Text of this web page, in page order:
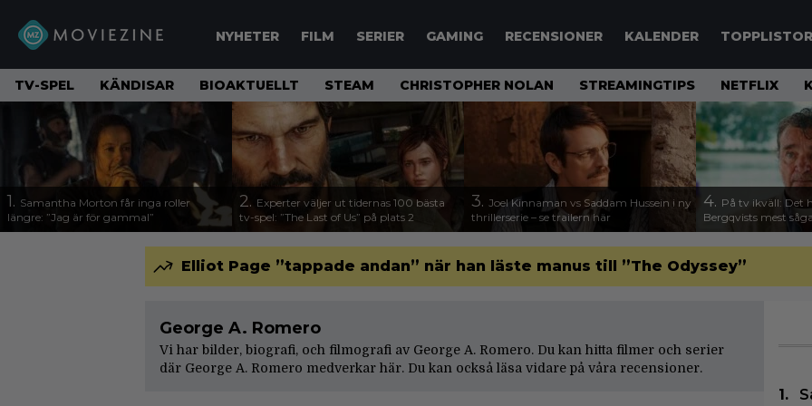
NYHETER FILM SERIER GAMING RECENSIONER KALENDER TOPPLISTOR
TV-SPEL KÄNDISAR BIOAKTUELLT STEAM CHRISTOPHER NOLAN STREAMINGTIPS NETFLIX
1. Samantha Morton får inga roller
längre: ”Jag är för gammal”
2. Experter väljer ut tidernas 100 bästa
tv-spel: ”The Last of Us” på plats 2
3. Joel Kinnaman vs Saddam Hussein i ny
thrillerserie – se trailern här
4. På tv ikväll: Det
Bergqvists mest
Elliot Page ”tappade andan” när han läste manus till ”The Odyssey”
George A. Romero
Vi har bilder, biografi, och filmografi av George A. Romero. Du kan hitta filmer och serier
där George A. Romero medverkar här. Du kan också läsa vidare på våra recensioner.